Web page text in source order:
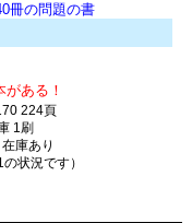
冊の問題の書
がある！
224頁
1刷
庫あり
状況です）